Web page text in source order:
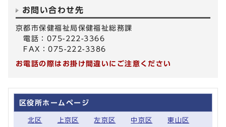
お問い合わせ先
京都市保健福祉局保健福祉総務課
電話：075-222-3366
FAX：075-222-3386
お電話の際はお掛け間違いにご注意ください
区役所ホームページ
北区 上京区 左京区 中京区 東山区